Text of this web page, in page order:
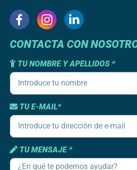
CONTACTA CON
TU NOMBRE Y APELLIDOS *
TU E-MAIL*
TU MENSAJE *